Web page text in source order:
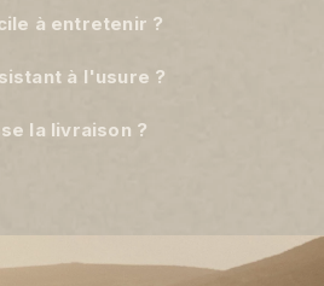
à entretenir ?
à l'usure ?
la livraison ?